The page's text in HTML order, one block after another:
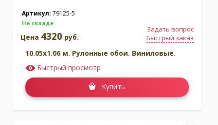
Артикул: 79125-5
На складе
Задать вопрос
Быстрый заказ
Цена 4320 руб.
10.05x1.06 м. Рулонные обои. Виниловые.
Быстрый просмотр
Купить